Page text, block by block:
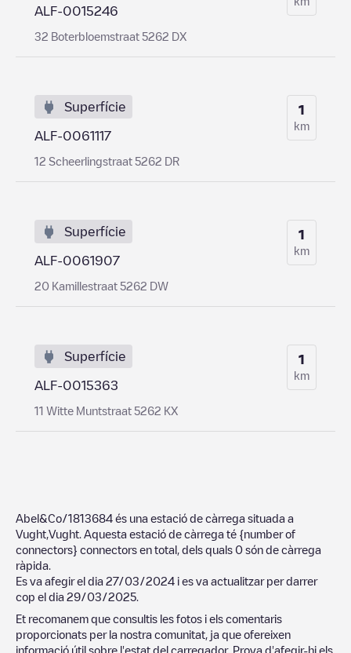
ALF-0015246
32 Boterbloemstraat 5262 DX
Superfície
ALF-0061117
12 Scheerlingstraat 5262 DR
1
km
Superfície
ALF-0061907
20 Kamillestraat 5262 DW
1
km
Superfície
ALF-0015363
11 Witte Muntstraat 5262 KX
1
km
Abel&Co/1813684 és una estació de càrrega situada a
Vught Vught . Aquesta estació de càrrega té {number of
connectors} connectors en total, dels quals 0 són de càrrega
ràpida.
Es va afegir el dia 27/03/2024 i es va actualitzar per darrer
cop el dia 29/03/2025
Et recomanem que consultis les fotos i els comentaris
proporcionats per la nostra comunitat, ja que ofereixen
informació útil sobre l'estat del carregador. Prova d'afegir-hi els